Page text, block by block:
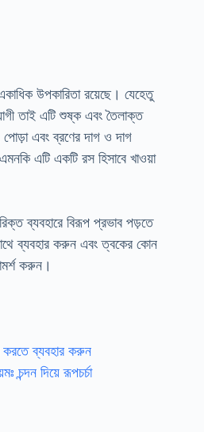
উপকারিতা রয়েছে। যেহেতু
তাই এটি শুষ্ক এবং তৈলাক্ত
এবং ব্রণের দাগ ও দাগ
এটি একটি রস হিসাবে খাওয়া
ব্যবহারে বিরূপ প্রভাব পড়তে
ব্যবহার করুন এবং ত্বকের কোন
করুন।
করতে ব্যবহার করুন
চন্দন দিয়ে রূপচর্চা